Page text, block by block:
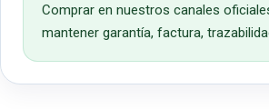
Comprar en nuestros canales
mantener garantía, factura,